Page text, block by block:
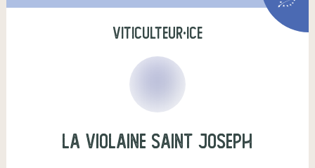
viticulteur·ice
la violaine saint joseph